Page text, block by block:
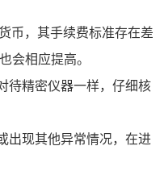
币，其手续费标准存在差
会相应提高。
待精密仪器一样，仔细核
出现其他异常情况，在进